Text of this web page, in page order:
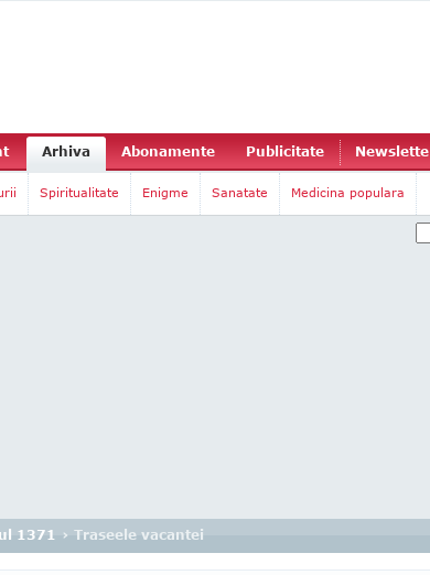
Arhiva Abonamente Publicitate
Spiritualitate Enigme Sanatate Medicina populara
1371 › Traseele vacantei